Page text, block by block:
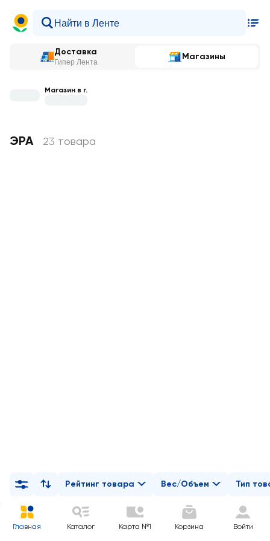
Доставка
Гипер Лента
Магазины
Магазин в г.
ЭРА 23 товара
Рейтинг товара Вес/Объем Тип
Главная Каталог Карта №1 Корзина Войти